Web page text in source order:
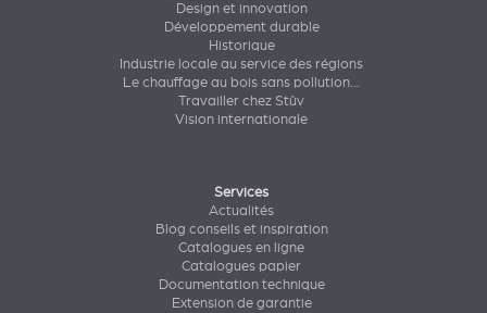
Design et innovation
Développement durable
Historique
Industrie locale au service des régions
Le chauffage au bois sans pollution...
Travailler chez Stûv
Vision internationale
Services
Actualités
Blog conseils et inspiration
Catalogues en ligne
Catalogues papier
Documentation technique
Extension de garantie